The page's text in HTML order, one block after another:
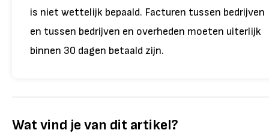
is niet wettelijk bepaald. Facturen tussen bedrijven
en tussen bedrijven en overheden moeten uiterlijk
binnen 30 dagen betaald zijn.
Wat vind je van dit artikel?